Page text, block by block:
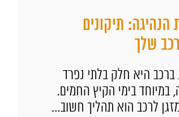
הנהיגה: תיקונים
שלך
ברכב היא חלק בלתי נפרד
במיוחד בימי הקיץ החמים.
לרכב הוא תהליך חשוב...